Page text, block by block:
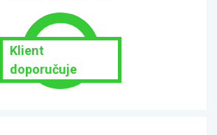
Klient
doporučuje